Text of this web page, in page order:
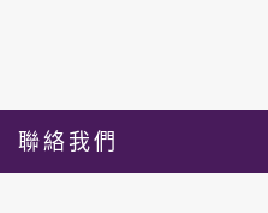
聯絡我們